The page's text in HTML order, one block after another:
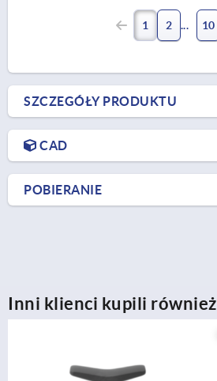
1 2 10
SZCZEGÓŁY PRODUKTU
CAD
POBIERANIE
Inni klienci kupili również